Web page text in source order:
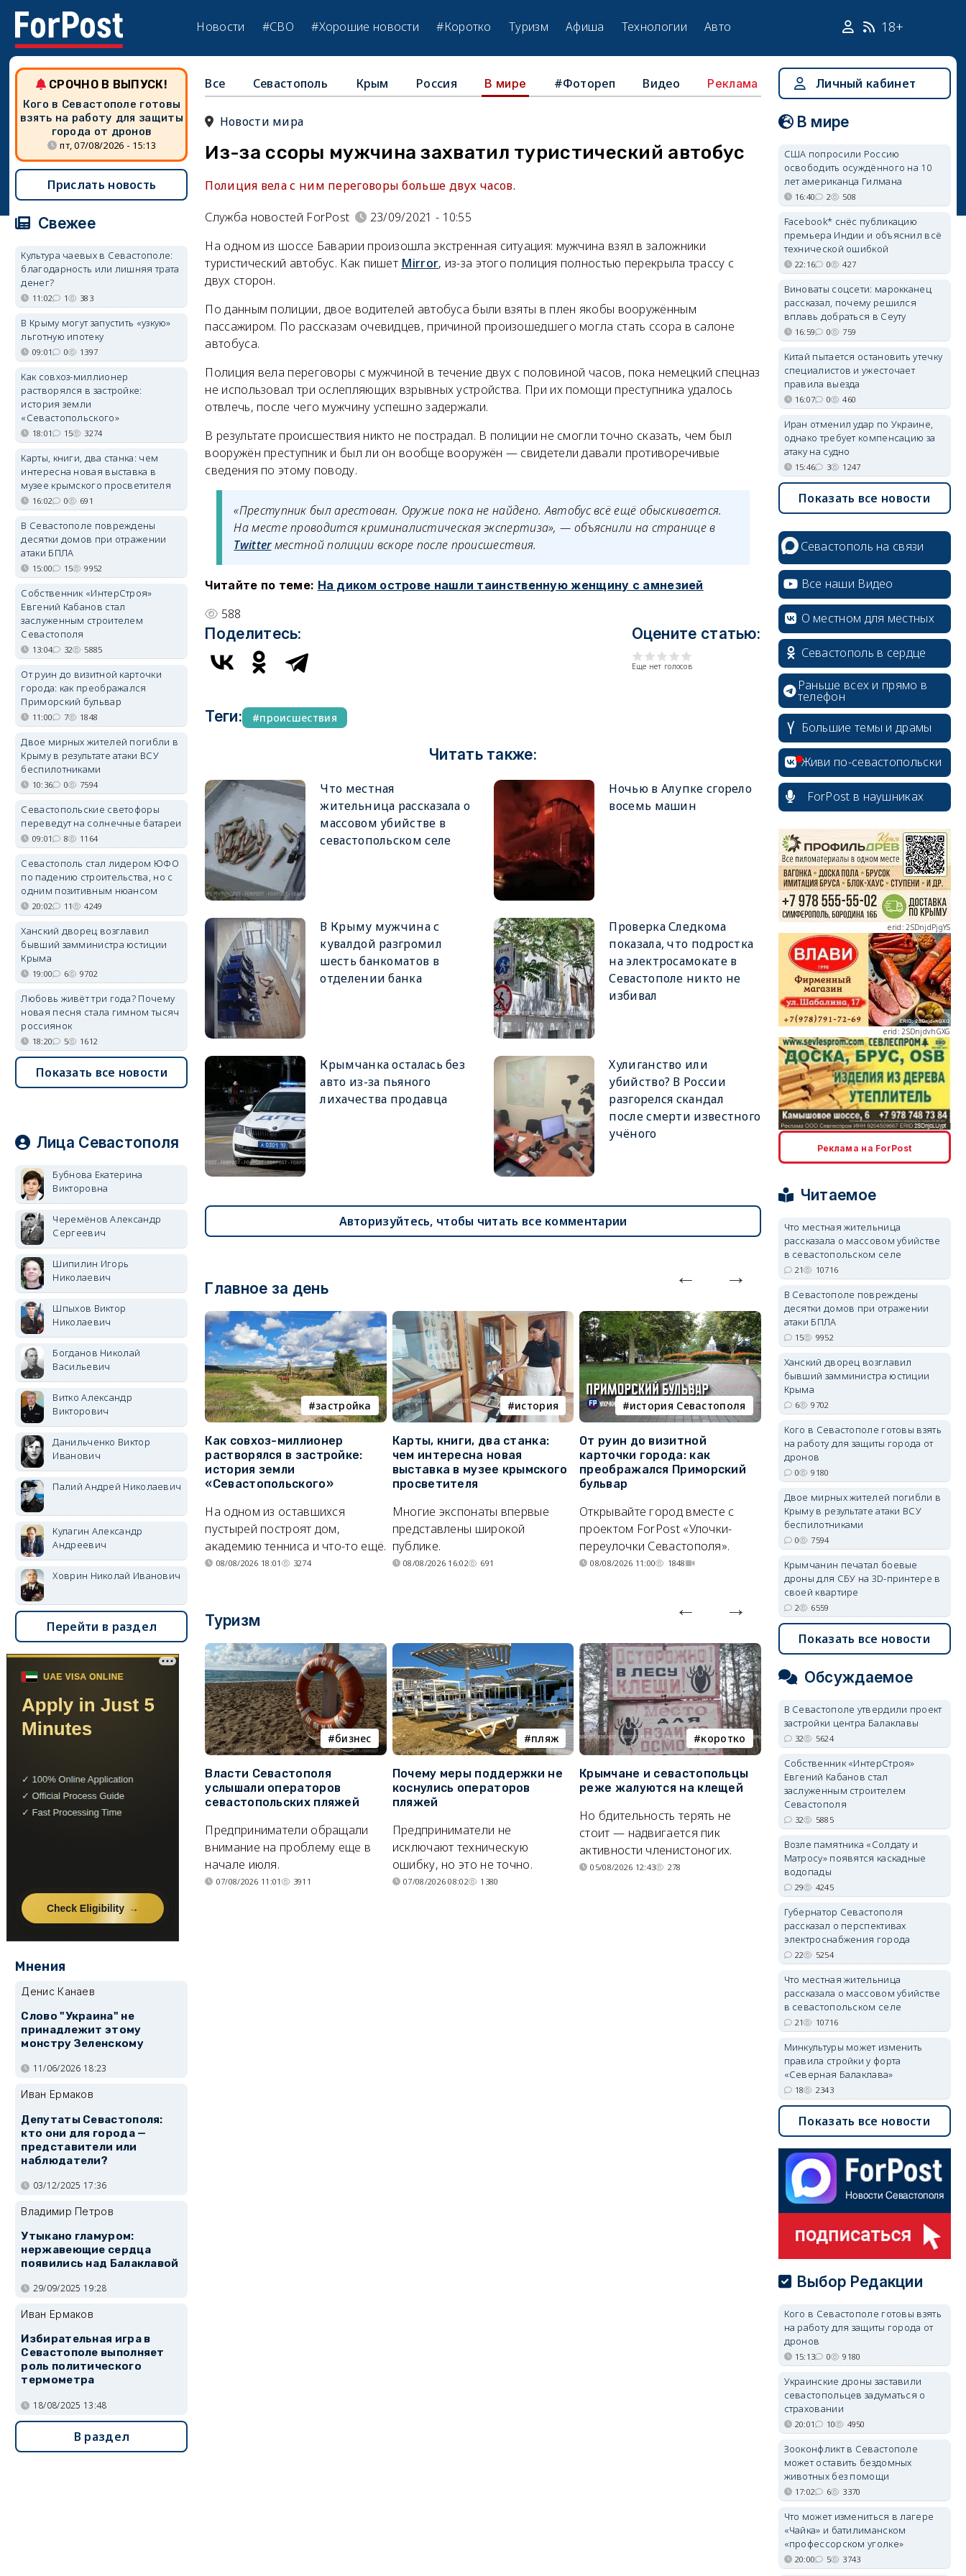
Новости #СВО #Хорошие новости #Коротко Туризм Афиша Технологии Авто 18+
Все Севастополь Крым Россия В мире #Фотореп Видео Реклама
Новости мира
Из-за ссоры мужчина захватил туристический автобус
Полиция вела с ним переговоры больше двух часов.
Служба новостей ForPost
23/09/2021 - 10:55
На одном из шоссе Баварии произошла экстренная ситуация: мужчина взял в заложники
туристический автобус. Как пишет Mirror, из-за этого полиция полностью перекрыла трассу с
двух сторон.
По данным полиции, двое водителей автобуса были взяты в плен якобы вооружённым
пассажиром. По рассказам очевидцев, причиной произошедшего могла стать ссора в салоне
автобуса.
Полиция вела переговоры с мужчиной в течение двух с половиной часов, пока немецкий спецназ
не использовал три ослепляющих взрывных устройства. При их помощи преступника удалось
отвлечь, после чего мужчину успешно задержали.
В результате происшествия никто не пострадал. В полиции не смогли точно сказать, чем был
вооружён преступник и был ли он вообще вооружён — свидетели давали противоречивые
сведения по этому поводу.
«Преступник был арестован. Оружие пока не найдено. Автобус всё ещё обыскивается.
На месте проводится криминалистическая экспертиза», — объяснили на странице в
Twitterместной полиции вскоре после происшествия.
Читайте по теме: На диком острове нашли таинственную женщину с амнезией
588
Поделитесь: Оцените статью:
Еще нет голосов
Теги: происшествия
Читать также:
Что местная
жительница рассказала о
массовом убийстве в
севастопольском селе
Ночью в Алупке сгорело
восемь машин
В Крыму мужчина с
кувалдой разгромил
шесть банкоматов в
отделении банка
Проверка Следкома
показала, что подростка
на электросамокате в
Севастополе никто не
избивал
Крымчанка осталась без
авто из-за пьяного
лихачества продавца
Хулиганство или
убийство? В России
разгорелся скандал
после смерти известного
учёного
Авторизуйтесь, чтобы читать все комментарии
Главное за день
застройка
Как совхоз-миллионер
растворялся в застройке:
история земли
«Севастопольского»
На одном из оставшихся
пустырей построят дом,
академию тенниса и что-то ещё.
08/08/2026 18:01 3274
история
Карты, книги, два станка:
чем интересна новая
выставка в музее крымского
просветителя
Многие экспонаты впервые
представлены широкой
публике.
08/08/2026 16:02 691
история Севастополя
От руин до визитной
карточки города: как
преображался Приморский
бульвар
Открывайте город вместе с
проектом ForPost «Улочки-
переулочки Севастополя».
08/08/2026 11:00 1848
Севастополь стал лидером
ЮФО по падению
строительства, но с одним
позитивным нюансом
Кризис ударил по регионам
совершенно по-разному.
07/08/2026 20:02
Туризм
бизнес
Власти Севастополя
услышали операторов
севастопольских пляжей
Предприниматели обращали
внимание на проблему еще в
начале июля.
07/08/2026 11:01 3911
пляж
Почему меры поддержки не
коснулись операторов
пляжей
Предприниматели не
исключают техническую
ошибку, но это не точно.
07/08/2026 08:02 1380
коротко
Крымчане и севастопольцы
реже жалуются на клещей
Но бдительность терять не
стоит — надвигается пик
активности членистоногих.
05/08/2026 12:43 278
В Севастополе утвердили
проект застройки центра
Балаклавы
Там появится туристический
квартал с отелями и
парковками.
СРОЧНО В ВЫПУСК!
Кого в Севастополе готовы
взять на работу для защиты
города от дронов
пт, 07/08/2026 - 15:13
Прислать новость
Свежее
Культура чаевых в Севастополе:
благодарность или лишняя трата
денег?
11:02 1 383
В Крыму могут запустить «узкую»
льготную ипотеку
09:01 0 1397
Как совхоз-миллионер
растворялся в застройке:
история земли
«Севастопольского»
18:01 15 3274
Карты, книги, два станка: чем
интересна новая выставка в
музее крымского просветителя
16:02 0 691
В Севастополе повреждены
десятки домов при отражении
атаки БПЛА
15:00 15 9952
Собственник «ИнтерСтроя»
Евгений Кабанов стал
заслуженным строителем
Севастополя
13:04 32 5885
От руин до визитной карточки
города: как преображался
Приморский бульвар
11:00 7 1848
Двое мирных жителей погибли в
Крыму в результате атаки ВСУ
беспилотниками
10:36 0 7594
Севастопольские светофоры
переведут на солнечные батареи
09:01 8 1164
Севастополь стал лидером ЮФО
по падению строительства, но с
одним позитивным нюансом
20:02 11 4249
Ханский дворец возглавил
бывший замминистра юстиции
Крыма
19:00 6 9702
Любовь живёт три года? Почему
новая песня стала гимном тысяч
россиянок
18:20 5 1612
Показать все новости
Лица Севастополя
Бубнова Екатерина
Викторовна
Черемёнов Александр
Сергеевич
Шипилин Игорь
Николаевич
Шпыхов Виктор
Николаевич
Богданов Николай
Васильевич
Витко Александр
Викторович
Данильченко Виктор
Иванович
Палий Андрей Николаевич
Кулагин Александр
Андреевич
Ховрин Николай Иванович
Перейти в раздел
Мнения
Денис Канаев
Слово "Украина" не
принадлежит этому
монстру Зеленскому
11/06/2026 18:23
Иван Ермаков
Депутаты Севастополя:
кто они для города —
представители или
наблюдатели?
03/12/2025 17:36
Владимир Петров
Утыкано гламуром:
нержавеющие сердца
появились над Балаклавой
29/09/2025 19:28
Иван Ермаков
Избирательная игра в
Севастополе выполняет
роль политического
термометра
18/08/2025 13:48
В раздел
Личный кабинет
В мире
США попросили Россию
освободить осуждённого на 10
лет американца Гилмана
16:40 2 508
Facebook* снёс публикацию
премьера Индии и объяснил всё
технической ошибкой
22:16 0 427
Виноваты соцсети: марокканец
рассказал, почему решился
вплавь добраться в Сеуту
16:59 0 759
Китай пытается остановить утечку
специалистов и ужесточает
правила выезда
16:07 0 460
Иран отменил удар по Украине,
однако требует компенсацию за
атаку на судно
15:46 3 1247
Показать все новости
Севастополь на связи
Все наши Видео
О местном для местных
Севастополь в сердце
Раньше всех и прямо в
телефон
Большие темы и драмы
Живи по-севастопольски
ForPost в наушниках
erid: 2SDnjdPjgYS
erid: 2SDnjdvhGXG
erid: 2SDnjcLUypt
erid: 2SDnjcrDNw6
erid: 2SDnjdPjgYS
erid: 2SDnjdvhGXG
Реклама на ForPost
Читаемое
Что местная жительница
рассказала о массовом убийстве
в севастопольском селе
21 10716
В Севастополе повреждены
десятки домов при отражении
атаки БПЛА
15 9952
Ханский дворец возглавил
бывший замминистра юстиции
Крыма
6 9702
Кого в Севастополе готовы взять
на работу для защиты города от
дронов
0 9180
Двое мирных жителей погибли в
Крыму в результате атаки ВСУ
беспилотниками
0 7594
Крымчанин печатал боевые
дроны для СБУ на 3D-принтере в
своей квартире
2 6559
Показать все новости
Обсуждаемое
В Севастополе утвердили проект
застройки центра Балаклавы
32 5624
Собственник «ИнтерСтроя»
Евгений Кабанов стал
заслуженным строителем
Севастополя
32 5885
Возле памятника «Солдату и
Матросу» появятся каскадные
водопады
29 4245
Губернатор Севастополя
рассказал о перспективах
электроснабжения города
22 5254
Что местная жительница
рассказала о массовом убийстве
в севастопольском селе
21 10716
Минкультуры может изменить
правила стройки у форта
«Северная Балаклава»
18 2343
Показать все новости
Выбор Редакции
Кого в Севастополе готовы взять
на работу для защиты города от
дронов
15:13 0 9180
Украинские дроны заставили
севастопольцев задуматься о
страховании
20:01 10 4950
Зооконфликт в Севастополе
может оставить бездомных
животных без помощи
17:02 6 3370
Что может измениться в лагере
«Чайка» и батилиманском
«профессорском уголке»
20:00 5 3743